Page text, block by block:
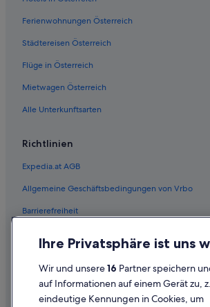
Ferienwohnungen Österreich
Städtereisen Österreich
Flüge in Österreich
Mietwagen Österreich
Alle Unterkunftsarten
Richtlinien
Expedia.at AGB
Allgemeine Geschäftsbedingungen von Vrbo
Barrierefreiheit
Rechtliche Hinweise/Kontakt
Ihre Privatsphäre ist uns
Wir und unsere16 Partner speichern
auf Informationen auf einem Gerät zu,
eindeutige Kennungen in Cookies, um